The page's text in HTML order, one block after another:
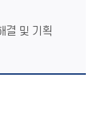
결 및 기획